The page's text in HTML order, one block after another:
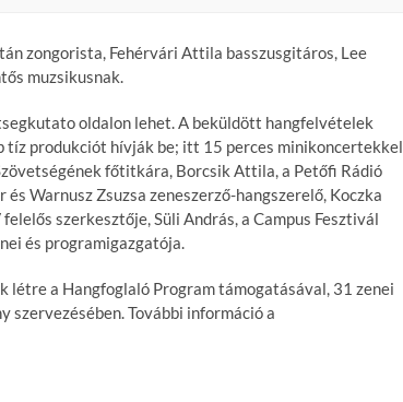
zongorista, Fehérvári Attila basszusgitáros, Lee
muzsikusnak.
oldalon lehet. A beküldött hangfelvételek
tíz produkciót hívják be; itt 15 perces minikoncertekkel
főtitkára, Borcsik Attila, a Petőfi Rádió
Warnusz Zsuzsa zeneszerző-hangszerelő, Koczka
szerkesztője, Süli András, a Campus Fesztivál
és programigazgatója.
létre a Hangfoglaló Program támogatásával, 31 zenei
További információ a